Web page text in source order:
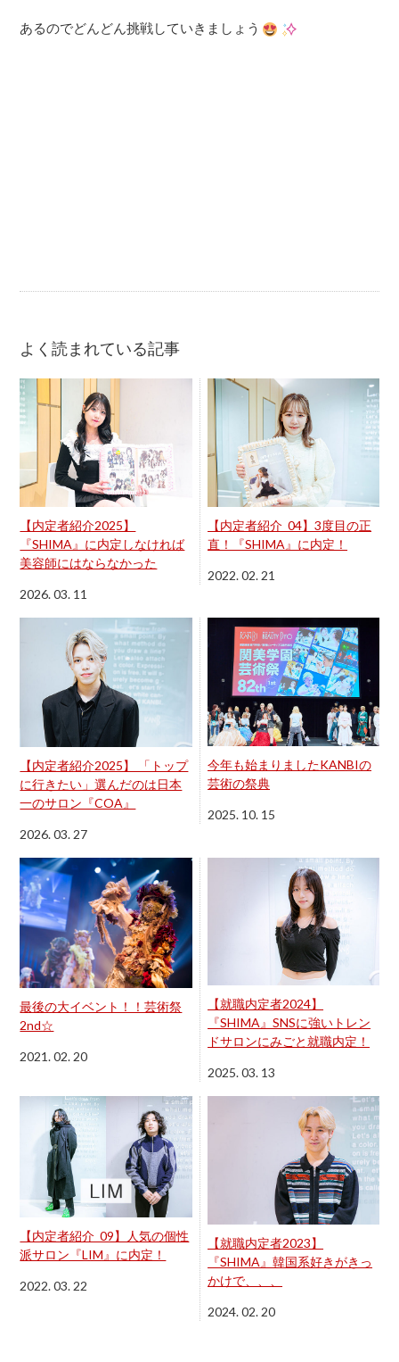
あるのでどんどん挑戦していきましょう
よく読まれている記事
【内定者紹介2025】
『SHIMA』に内定しなければ
美容師にはならなかった
2026. 03. 11
【内定者紹介_04】3度目の正
直！『SHIMA』に内定！
2022. 02. 21
【内定者紹介2025】 「トップ
に行きたい」選んだのは日本
一のサロン『COA』
2026. 03. 27
今年も始まりましたKANBIの
芸術の祭典
2025. 10. 15
最後の大イベント！！芸術祭
2nd☆
2021. 02. 20
【就職内定者2024】
『SHIMA』SNSに強いトレン
ドサロンにみごと就職内定！
2025. 03. 13
【内定者紹介_09】人気の個性
派サロン『LIM』に内定！
2022. 03. 22
【就職内定者2023】
『SHIMA』韓国系好きがきっ
かけで、、、
2024. 02. 20